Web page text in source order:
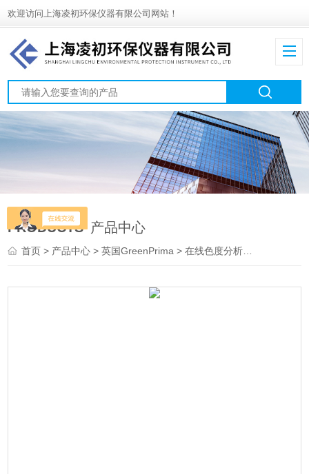
欢迎访问上海凌初环保仪器有限公司网站！
PRODUCTS 产品中心
首页> 产品中心 >英国GreenPrima >在线色度分析仪